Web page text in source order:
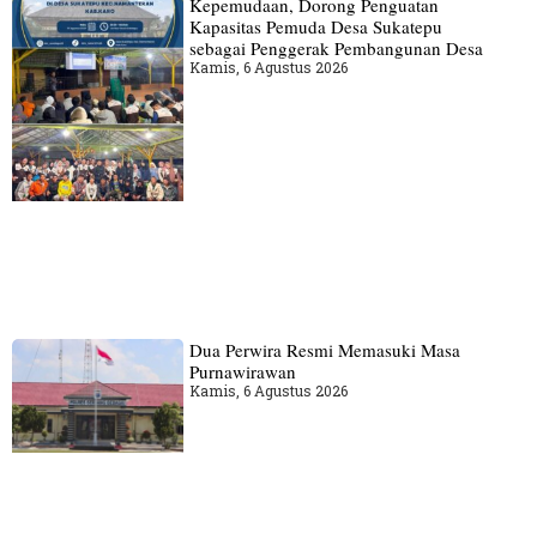
Kepemudaan, Dorong Penguatan
Kapasitas Pemuda Desa Sukatepu
sebagai Penggerak Pembangunan Desa
Kamis, 6 Agustus 2026
Dua Perwira Resmi Memasuki Masa
Purnawirawan
Kamis, 6 Agustus 2026